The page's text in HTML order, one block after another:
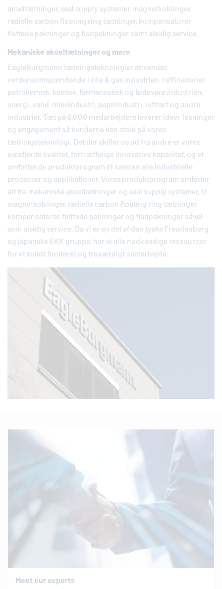
akseltætninger, seal supply systemer, magnetkoblinger,
radielle carbon floating ring tætninger, kompensatorer,
flettede pakninger og fladpakninger samt alsidig service.
Mekaniske akseltætninger og mere
EagleBurgmann tætningsteknologier anvendes
verdensomspændende i olie & gas industrien, raffinaderier,
petrokemisk, kemisk, farmaceutisk og fødevare industrien,
energi, vand, mineindustri, papirindustri, luftfart og andre
industrier. Tæt på 6.000 medarbejdere leverer ideer, løsninger
og engagement så kunderne kan stole på vores
tætningsteknologi. Det der skiller os ud fra andre er vores
excellente kvalitet, fortræffelige innovative kapacitet, og et
omfattende produktprogram til næsten alle industrielle
processer og applikationer. Vores produktprogram omfatter
alt fra mekaniske akseltætninger og seal supply systemer, til
magnetkoblinger, radielle carbon floating ring tætninger,
kompensatorer, flettede pakninger og fladpakninger såvel
som alsidig service. Da vi er en del af den tyske Freudenberg
og japanske EKK gruppe, har vi alle nødvendige ressourcer
for et solidt funderet og troværdigt samarbejde.
Meet our experts